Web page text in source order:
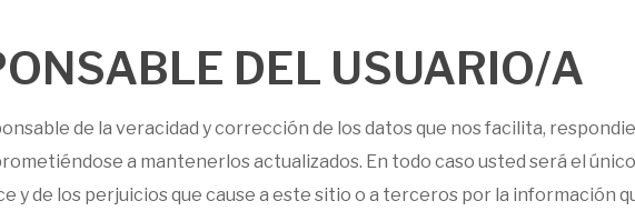
DEL USUARIO/A
de la veracidad y corrección de los datos que nos facilita,
a mantenerlos actualizados. En todo caso usted será el
y de los perjuicios que cause a este sitio o a terceros por la información